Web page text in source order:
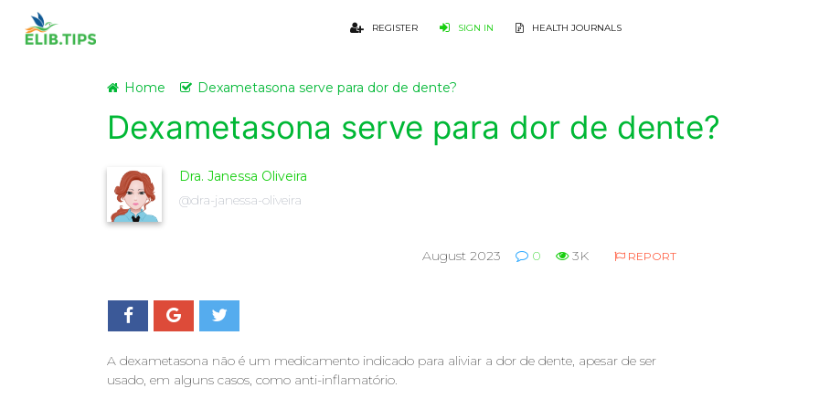
REGISTER SIGN IN HEALTH JOURNALS
Home Dexametasona serve para dor de dente?
Dexametasona serve para dor de dente?
Dra. Janessa Oliveira
@dra-janessa-oliveira
August 2023 0 3K REPORT
A dexametasona não é um medicamento indicado para aliviar a dor de dente, apesar de ser
usado, em alguns casos, como anti-inflamatório.